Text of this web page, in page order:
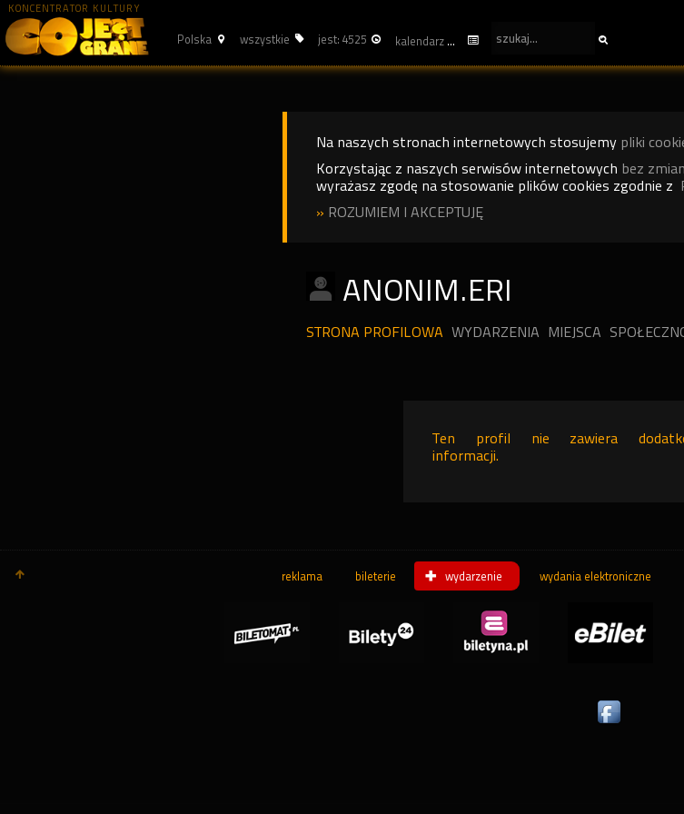
KONCENTRATOR KULTURY
Polska wszystkie jest: 4525 kalendarz
Na naszych stronach internetowych stosujemy pliki
Korzystając z naszych serwisów internetowych bez
wyrażasz zgodę na stosowanie plików cookies zgodnie z
» ROZUMIEM I AKCEPTUJĘ
ANONIM.ERI
STRONA PROFILOWA WYDARZENIA MIEJSCA
Ten profil nie zawiera
informacji.
reklama bileterie wydarzenie wydania elektroniczne